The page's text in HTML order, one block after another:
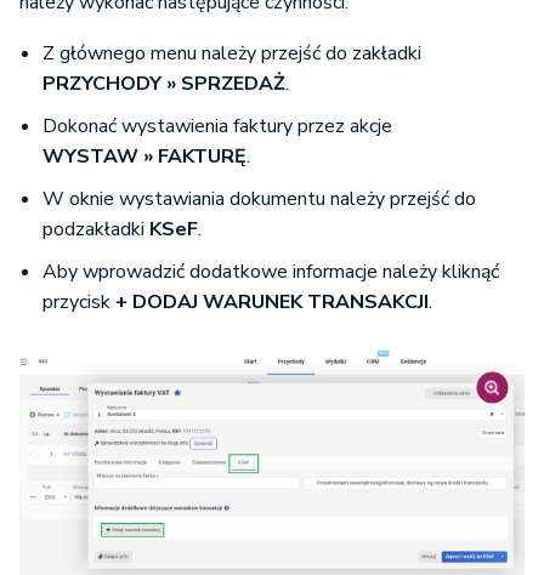
Z głównego menu należy przejść do zakładki
PRZYCHODY » SPRZEDAŻ.
Dokonać wystawienia faktury przez akcje
WYSTAW » FAKTURĘ.
W oknie wystawiania dokumentu należy przejść do
podzakładki KSeF.
Aby wprowadzić dodatkowe informacje należy kliknąć
przycisk + DODAJ WARUNEK TRANSAKCJI.